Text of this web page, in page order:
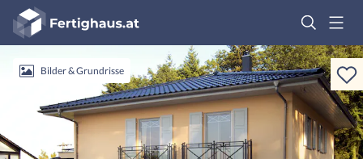
Fertighaus
Logo
AnmeldenBilder & Grundrisse